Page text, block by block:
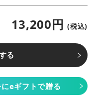
13,200円(税込)
る
eギフトで贈る